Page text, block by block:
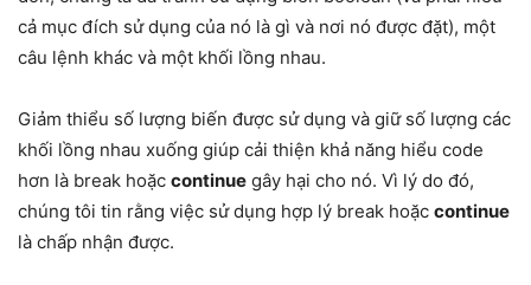
cả mục đích sử dụng của nó là gì và nơi nó được đặt), một
câu lệnh khác và một khối lồng nhau.
Giảm thiểu số lượng biến được sử dụng và giữ số lượng các
khối lồng nhau xuống giúp cải thiện khả năng hiểu code
hơn là break hoặc continue gây hại cho nó. Vì lý do đó,
chúng tôi tin rằng việc sử dụng hợp lý break hoặc continue
là chấp nhận được.